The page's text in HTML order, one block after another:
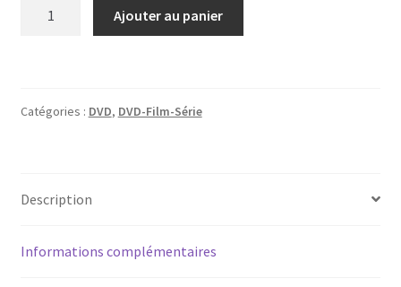
Gosling
Ajouter au panier
Catégories : DVD, DVD-Film-Série
Description
Informations complémentaires